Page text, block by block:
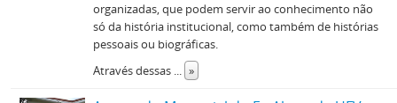
organizadas, que podem servir ao conhecimento não
só da história institucional, como também de histórias
pessoais ou biográficas.
Através dessas ... »